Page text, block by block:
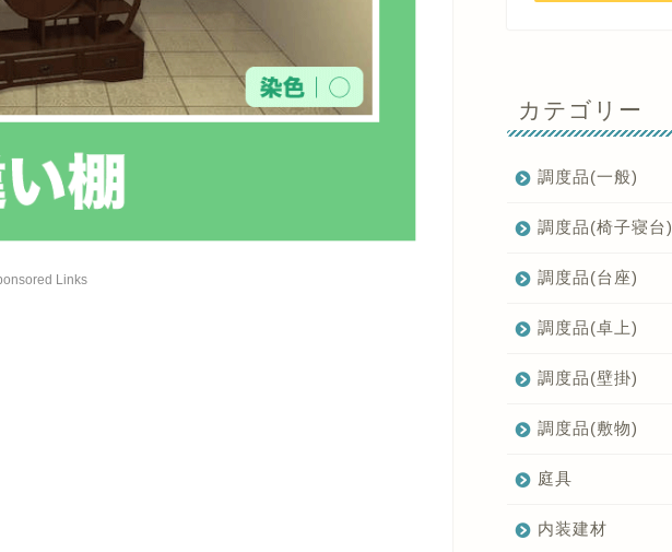
Links
カテゴリー
調度品(一般)
調度品(椅子寝台)
調度品(台座)
調度品(卓上)
調度品(壁掛)
調度品(敷物)
庭具
内装建材